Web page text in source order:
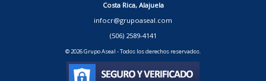
Costa Rica, Alajuela
infocr@grupoaseal.com
(506) 2589-4141
© 2026 Grupo Aseal - Todos los derechos reservados.